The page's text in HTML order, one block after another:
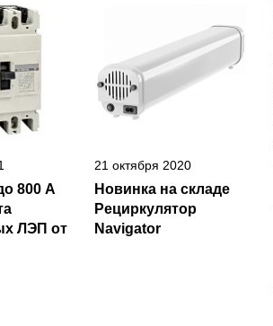
800 А
ЛЭП от
21 октября 2020
Новинка на складе
Рециркулятор
Navigator